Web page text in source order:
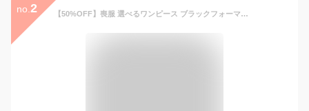
no. 2 【50%OFF】喪服 選べるワンピース ブラックフォーマル 礼服 洗える レディース 通夜 お葬式 黒 スーツ 20代 30代 40代 50代 60代 サイズ豊富 葬儀 冠婚葬祭 家族葬 オールシーズン フォーマルスーツ 送料無料 3着試着チケット対象 MK-0108